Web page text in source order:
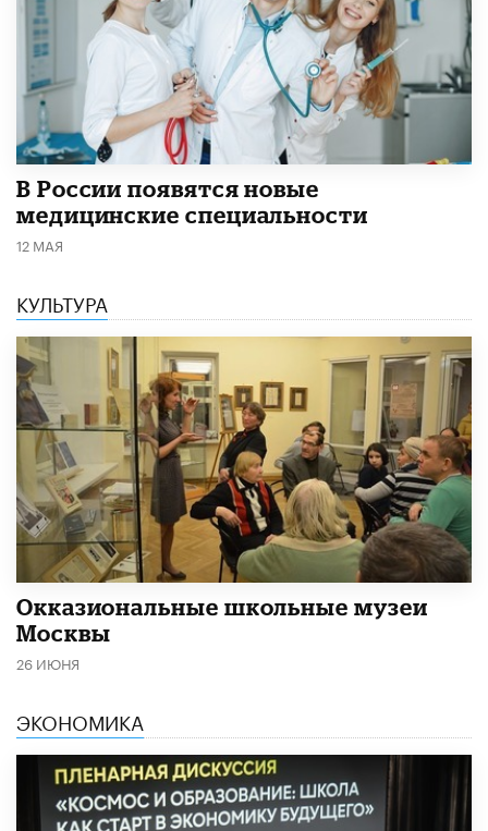
В России появятся новые
медицинские специальности
12 МАЯ
КУЛЬТУРА
​Окказиональные школьные музеи
Москвы
26 ИЮНЯ
ЭКОНОМИКА